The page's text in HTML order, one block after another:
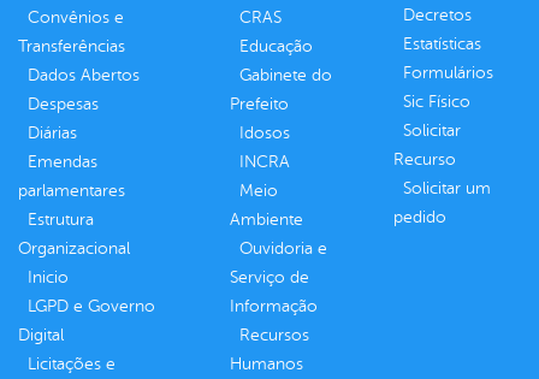
Convênios e
Transferências
Dados Abertos
Despesas
Diárias
Emendas
parlamentares
Estrutura
Organizacional
Inicio
LGPD e Governo
Digital
Licitações e
CRAS
Educação
Gabinete do
Prefeito
Idosos
INCRA
Meio
Ambiente
Ouvidoria e
Serviço de
Informação
Recursos
Humanos
Decretos
Estatísticas
Formulários
Sic Físico
Solicitar
Recurso
Solicitar um
pedido